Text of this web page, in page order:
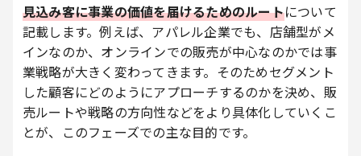
見込み客に事業の価値を届けるためのルートについて
記載します。例えば、アパレル企業でも、店舗型がメ
インなのか、オンラインでの販売が中心なのかでは事
業戦略が大きく変わってきます。そのためセグメント
した顧客にどのようにアプローチするのかを決め、販
売ルートや戦略の方向性などをより具体化していくこ
とが、このフェーズでの主な目的です。